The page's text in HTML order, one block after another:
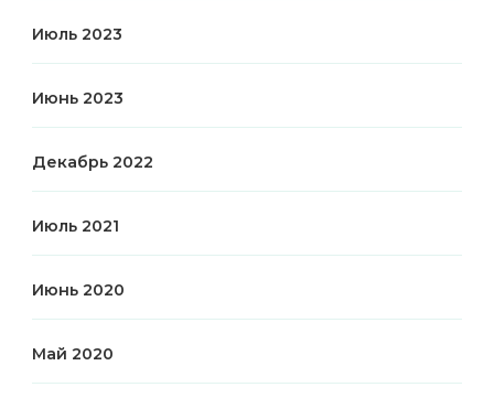
Июль 2023
Июнь 2023
Декабрь 2022
Июль 2021
Июнь 2020
Май 2020